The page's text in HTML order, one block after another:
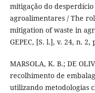
mitigação do
agroalimentares / The
mitigation of waste in
GEPEC, [S. l.], v. 24, n. 2,
MARSOLA, K. B.; DE
recolhimento de
utilizando metodologias